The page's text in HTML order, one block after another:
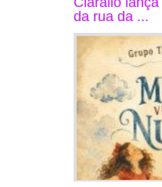
da rua da ...